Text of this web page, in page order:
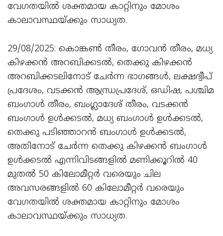
വേഗതയിൽ ശക്തമായ കാറ്റിനും മോശം
കാലാവസ്ഥയ്ക്കും സാധ്യത.
29/08/2025: കൊങ്കൺ തീരം, ഗോവൻ തീരം, മധ്യ
കിഴക്കൻ അറബിക്കടൽ, തെക്കു കിഴക്കൻ
അറബിക്കടലിനോട് ചേർന്ന ഭാഗങ്ങൾ, ലക്ഷദ്വീപ്
പ്രദേശം, വടക്കൻ ആന്ധ്രപ്രദേശ്, ഒഡിഷ, പശ്ചിമ
ബംഗാൾ തീരം, ബംഗ്ലാദേശ് തീരം, വടക്കൻ
ബംഗാൾ ഉൾക്കടൽ, മധ്യ ബംഗാൾ ഉൾക്കടൽ,
തെക്കു പടിഞ്ഞാറൻ ബംഗാൾ ഉൾക്കടൽ,
അതിനോട് ചേർന്ന തെക്കു കിഴക്കൻ ബംഗാൾ
ഉൾക്കടൽ എന്നിവിടങ്ങളിൽ മണിക്കൂറിൽ 40
മുതൽ 50 കിലോമീറ്റർ വരെയും ചില
അവസരങ്ങളിൽ 60 കിലോമീറ്റർ വരെയും
വേഗതയിൽ ശക്തമായ കാറ്റിനും മോശം
കാലാവസ്ഥയ്ക്കും സാധ്യത.